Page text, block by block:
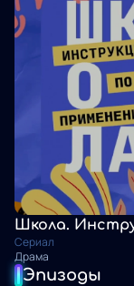
Сериал
Драма
Эпизоды